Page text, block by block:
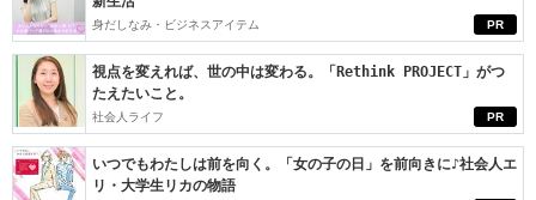
PR
身だしなみ・ビジネスアイテム
PR
視点を変えれば、世の中は変わる。「Rethink PROJECT」がつ
たえたいこと。
社会人ライフ
いつでもわたしは前を向く。「女の子の日」を前向きに♪社会人エ
リ・大学生リカの物語